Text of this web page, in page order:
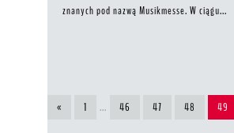
znanych pod nazwą Musikmesse. W ciągu...
« 1 ... 46 47 48 49